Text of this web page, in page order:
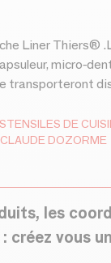
micro-
transporteront
les
gamme
fabriqués
DE
DOZORME
les
créez vous